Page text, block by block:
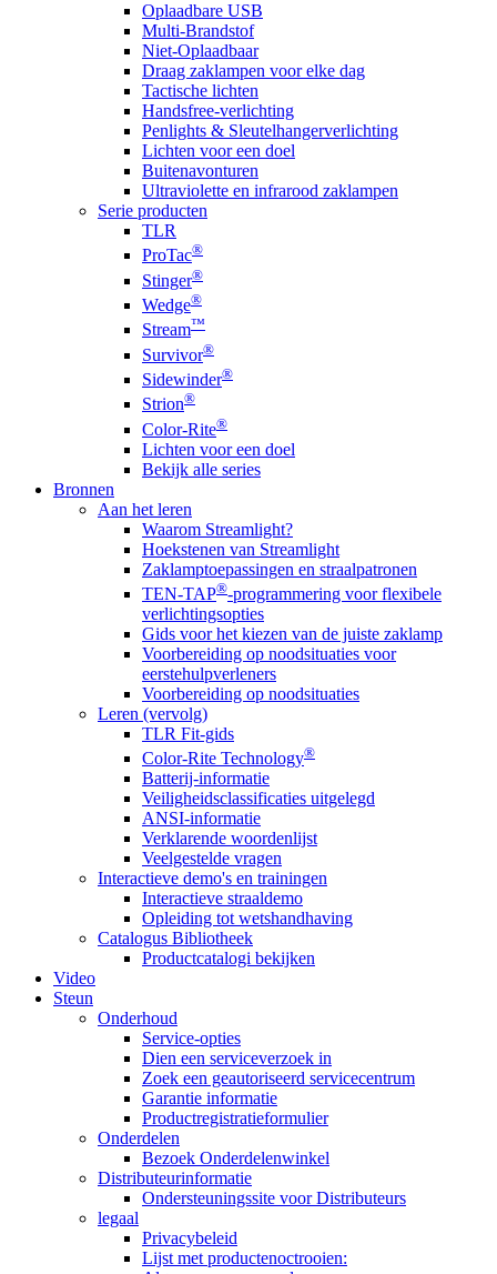
Oplaadbare USB
Multi-Brandstof
Niet-Oplaadbaar
Draag zaklampen voor elke dag
Tactische lichten
Handsfree-verlichting
Penlights & Sleutelhangerverlichting
Lichten voor een doel
Buitenavonturen
Ultraviolette en infrarood zaklampen
Serie producten
TLR
ProTac®
Stinger®
Wedge®
Stream™
Survivor®
Sidewinder®
Strion®
Color-Rite®
Lichten voor een doel
Bekijk alle series
Bronnen
Aan het leren
Waarom Streamlight?
Hoekstenen van Streamlight
Zaklamptoepassingen en straalpatronen
TEN-TAP®-programmering voor flexibele
verlichtingsopties
Gids voor het kiezen van de juiste zaklamp
Voorbereiding op noodsituaties voor
eerstehulpverleners
Voorbereiding op noodsituaties
Leren (vervolg)
TLR Fit-gids
Color-Rite Technology®
Batterij-informatie
Veiligheidsclassificaties uitgelegd
ANSI-informatie
Verklarende woordenlijst
Veelgestelde vragen
Interactieve demo's en trainingen
Interactieve straaldemo
Opleiding tot wetshandhaving
Catalogus Bibliotheek
Productcatalogi bekijken
Video
Steun
Onderhoud
Service-opties
Dien een serviceverzoek in
Zoek een geautoriseerd servicecentrum
Garantie informatie
Productregistratieformulier
Onderdelen
Bezoek Onderdelenwinkel
Distributeurinformatie
Ondersteuningssite voor Distributeurs
legaal
Privacybeleid
Lijst met productenoctrooien: